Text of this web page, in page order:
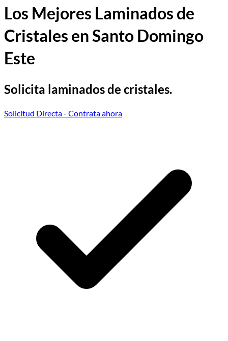
Los Mejores Laminados de
Cristales en Santo Domingo
Este
Solicita laminados de cristales.
Solicitud Directa- Contrata ahora